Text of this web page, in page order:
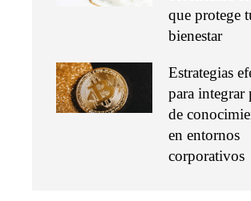
que protege
bienestar
Estrategias
para integrar
de
en entornos
corporativos